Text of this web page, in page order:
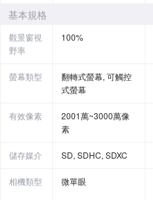
基本規格
觀景窗視
野率
100%
螢幕類型
翻轉式螢幕, 可觸控
式螢幕
有效像素
2001萬~3000萬像
素
儲存媒介 SD, SDHC, SDXC
相機類型 微單眼